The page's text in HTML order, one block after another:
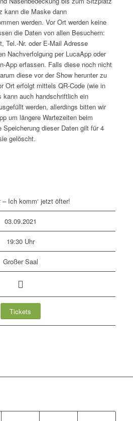
kann die Maske dann
werden. Vor Ort werden keine
die Daten von allen Besuchern:
Tel.-Nr. oder E-Mail Adresse
Nachverfolgung per LucaApp oder
App erfassen. Falls diese noch nicht
diese vor der Show herunter zu
Ort erfolgt mittels QR-Code (wie in
kann auch handschriftlich ein
werden, allerdings bitten wir
um längere Wartezeiten beim
dieser Daten gilt für 4
gelöscht.
– Ich komm‘ jetzt öfter!
03.09.2021
19:30 Uhr
Großer Saal
Tickets